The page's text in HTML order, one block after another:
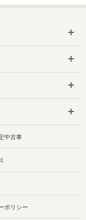
中古車
ポリシー